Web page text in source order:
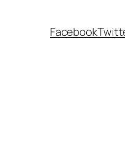
Facebook